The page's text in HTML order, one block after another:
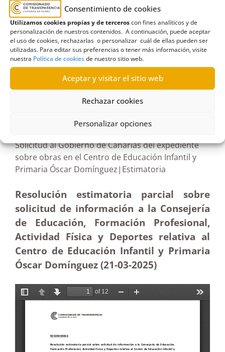
Consentimiento de cookies
Utilizamos cookies propias y de terceroscon fines analíticos y de
personalización de nuestros contenidos. A continuación, puede aceptar
el uso de cookies, rechazarlas o personalizar cuál de ellas pueden ser
utilizadas. Para editar sus preferencias o tener más información, visite
nuestra Política de cookiesde nuestro sitio web.
Aceptar y visitar el sitio web
Rechazar cookies
Personalizar opciones
Alumnos, Ayuntamiento de Telde,CEIP
Contratos,deficiencias,Estimatoria,Gran Canaria
Guatatiboa,obra,Padre Collado ,primaria
Solicitud al Gobierno de Canarias del expediente
sobre obras en el Centro de Educación Infantil y
Primaria Óscar Domínguez|Estimatoria
Resolución estimatoria parcial sobre
solicitud de información a la Consejería
de Educación, Formación Profesional,
Actividad Física y Deportes relativa al
Centro de Educación Infantil y Primaria
Óscar Domínguez (21-03-2025)